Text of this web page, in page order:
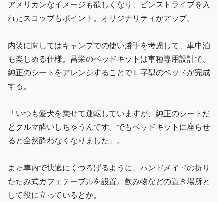
アメリカンなイメージも欲しくなり、ピンストライプを入
れたスコップもポイント。オリジナリティがアップ。
内装に関してはキャンプでの使い勝手を考慮して、車中泊
も楽しめる仕様。昌栄のベッドキットは車種専用設計で、
純正のシートをアレンジすることでＬ字型のベッドが完成
する。
「いつも愛犬を乗せて運転していますが、純正のシートだ
とクルマ酔いしちゃうんです。でもベッドキットに座らせ
ると全然酔わなくなりました」。
また車内で快適にくつろげるように、ハンドメイドの折り
たたみ式カフェテーブルを設置。飲み物などの置き場所と
して役に立っているとか。